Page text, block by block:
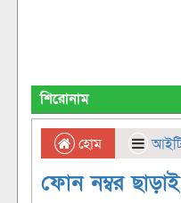
শিরোনাম
হোম
ফোন নম্বর